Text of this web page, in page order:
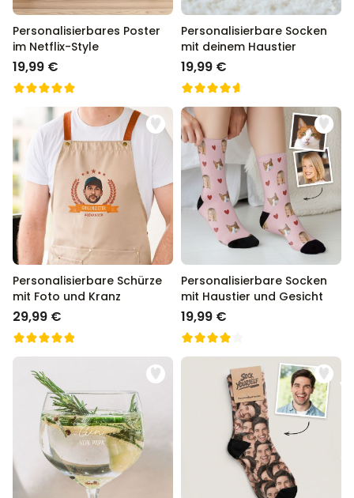
schließlich sind wir seit über 13 Jahren der Go-To Shop für
personalisierte Geschenke in Deutschland.
Personalisierbares Poster
im Netflix-Style
19,99 €
Personalisierbare Socken
mit deinem Haustier
19,99 €
Personalisierbare Schürze
mit Foto und Kranz
29,99 €
Personalisierbare Socken
mit Haustier und Gesicht
19,99 €